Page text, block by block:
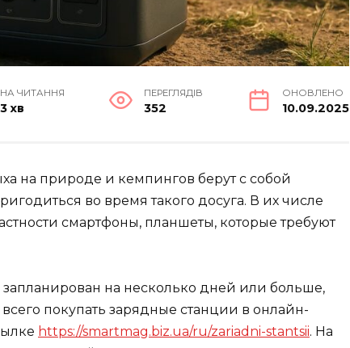
НА ЧИТАННЯ
3 хв
ПЕРЕГЛЯДІВ
352
ОНОВЛЕНО
10.09.2025
на природе и кемпингов берут с собой
во время такого досуга. В их числе
смартфоны, планшеты, которые требуют
на несколько дней или больше,
покупать зарядные станции в онлайн-
https://smartmag.biz.ua/ru/zariadni-stantsii. На